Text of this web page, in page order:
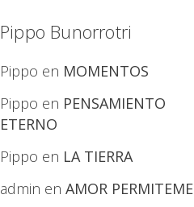
Pippo Bunorrotri
Pippo en MOMENTOS
Pippo en PENSAMIENTO
ETERNO
Pippo en LA TIERRA
admin en AMOR PERMITEME